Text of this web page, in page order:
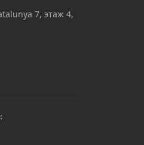
7, этаж 4,